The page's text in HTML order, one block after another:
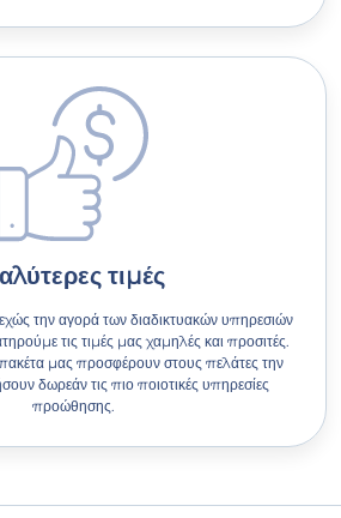
τιμές
την αγορά των διαδικτυακών υπηρεσιών
τις τιμές μας χαμηλές και προσιτές.
μας προσφέρουν στους πελάτες την
δωρεάν τις πιο ποιοτικές υπηρεσίες
προώθησης.